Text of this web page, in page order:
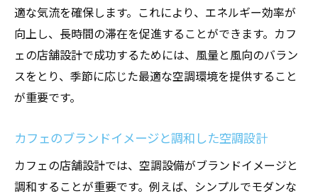
適な気流を確保します。これにより、エネルギー効率が
向上し、長時間の滞在を促進することができます。カフ
ェの店舗設計で成功するためには、風量と風向のバラン
スをとり、季節に応じた最適な空調環境を提供すること
が重要です。
カフェのブランドイメージと調和した空調設計
カフェの店舗設計では、空調設備がブランドイメージと
調和することが重要です。例えば、シンプルでモダンな